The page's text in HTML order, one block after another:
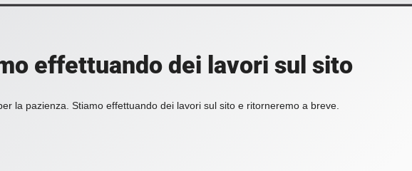
effettuando dei lavori sul sito
la pazienza. Stiamo effettuando dei lavori sul sito e ritorneremo a breve.